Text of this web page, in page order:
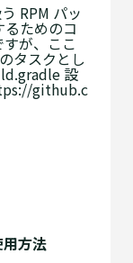
RPM パッ
ためのコ
が、ここ
タスクとし
設
github.c
方法